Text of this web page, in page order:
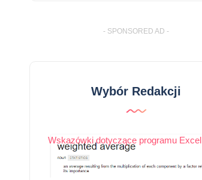
- SPONSORED AD -
Wybór Redakcji
Wskazówki dotyczące programu Excel